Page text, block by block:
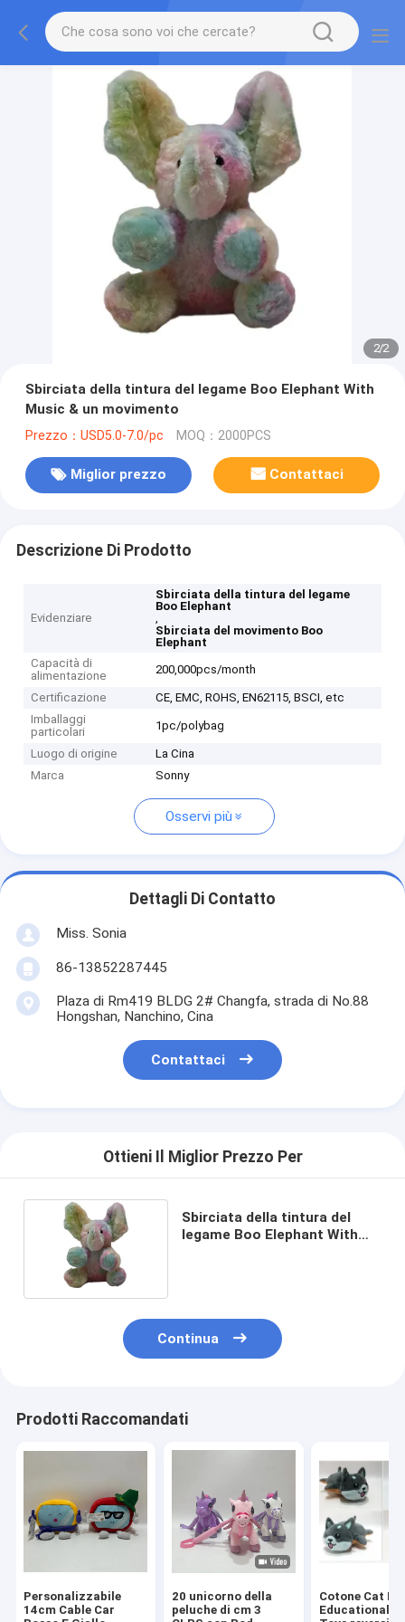
2/2
Sbirciata della tintura del legame Boo Elephant With
Music & un movimento
Prezzo：USD5.0-7.0/pc MOQ：2000PCS
Miglior prezzo Contattaci
Descrizione Di Prodotto
Evidenziare
Sbirciata della tintura del legame
Boo Elephant
,
Sbirciata del movimento Boo
Elephant
Capacità di
alimentazione
200,000pcs/month
Certificazione
CE, EMC, ROHS, EN62115, BSCI, etc
Imballaggi
particolari
1pc/polybag
Luogo di origine
La Cina
Marca
Sonny
Osservi più
Dettagli Di Contatto
Miss. Sonia
86-13852287445
Plaza di Rm419 BLDG 2# Changfa, strada di No.88
Hongshan, Nanchino, Cina
Contattaci
Ottieni Il Miglior Prezzo Per
Sbirciata della tintura del
legame Boo Elephant With
Continua
Prodotti Raccomandati
Personalizzabile
14cm Cable Car
20 unicorno della
peluche di cm 3
Cotone Cat
Educational